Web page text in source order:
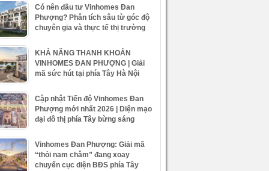
Có nên đầu tư Vinhomes Đan
Phượng? Phân tích sâu từ góc độ
chuyên gia và thực tế thị trường
KHẢ NĂNG THANH KHOẢN
VINHOMES ĐAN PHƯỢNG | Giải
mã sức hút tại phía Tây Hà Nội
Cập nhật Tiến độ Vinhomes Đan
Phượng mới nhất 2026 | Diện mạo
đại đô thị phía Tây bừng sáng
Vinhomes Đan Phượng: Giải mã
“thỏi nam châm” đang xoay
chuyển cục diện BĐS phía Tây